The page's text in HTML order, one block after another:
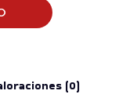
(0)